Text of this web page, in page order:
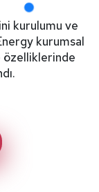
kurulumu ve
kurumsal
özelliklerinde